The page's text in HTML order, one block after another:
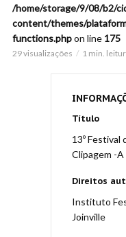
/home/storage/9/08/b2/
content/themes/
functions.phpon line 175
29 visualizações 1 min.
Título
13º Festival
Clipagem -
Direitos
Instituto
Joinville